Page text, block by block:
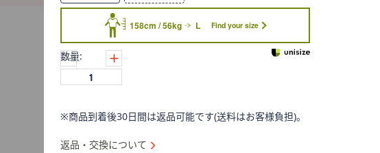
158cm / 56kg L Find your size
数量:
※商品到着後30日間は返品可能です(送料はお客様負担)。
返品・交換について